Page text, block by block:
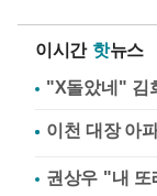
이시간 핫뉴스
"X돌았네" 김
권상우 "내